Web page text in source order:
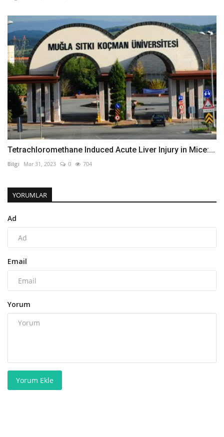
Tetrachloromethane Induced Acute Liver Injury in Mice:...
Bilgi Mar 31, 2023 0 704
YORUMLAR
Ad
Email
Yorum
Yorum Ekle